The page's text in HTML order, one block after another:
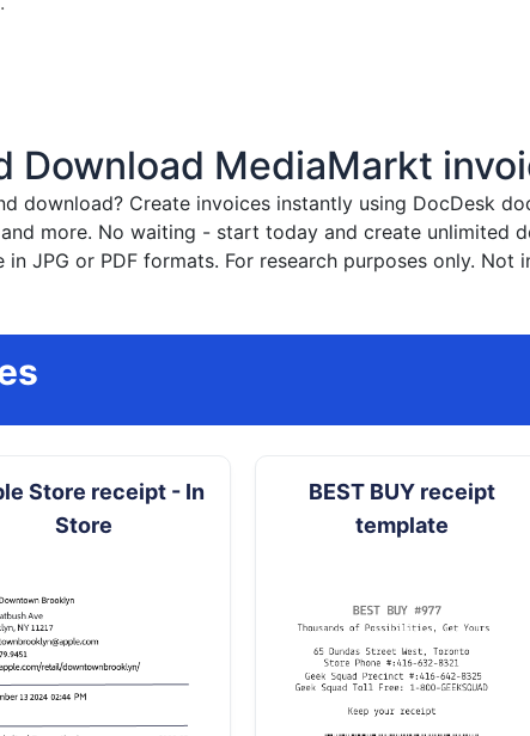
Download MediaMarkt
download? Create invoices instantly using DocDesk
more. No waiting - start today and create unlimited
JPG or PDF formats. For research purposes only. Not
Store receipt - In
Store
BEST BUY receipt
template